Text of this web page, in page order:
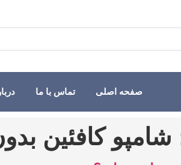
صفحه اصلی تماس با ما
شامپو کافئین